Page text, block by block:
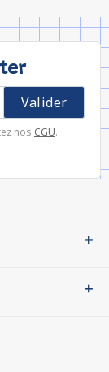
nos CGU.